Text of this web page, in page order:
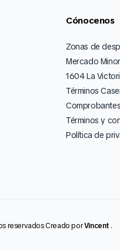
Cónocenos
Zonas de
Mercado
1604 La
Términos
Términos y
Política de
reservados Creado porVincent .